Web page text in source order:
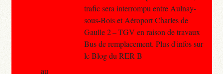
trafic sera interrompu entre Aulnay-
sous-Bois et Aéroport Charles de
Gaulle 2 – TGV en raison de travaux
Bus de remplacement. Plus d'infos sur
le Blog du RER B
au